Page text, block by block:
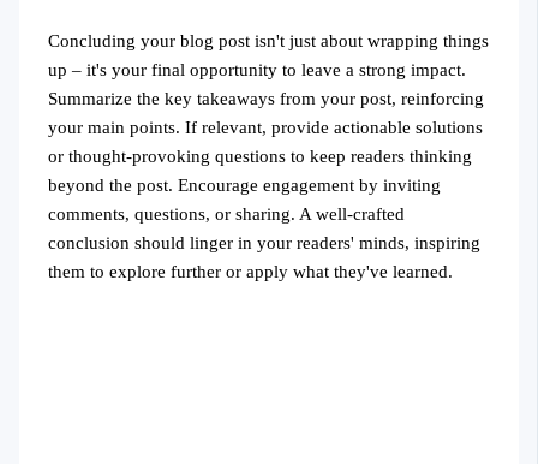
Concluding your blog post isn't just about wrapping things
up – it's your final opportunity to leave a strong impact.
Summarize the key takeaways from your post, reinforcing
your main points. If relevant, provide actionable solutions
or thought-provoking questions to keep readers thinking
beyond the post. Encourage engagement by inviting
comments, questions, or sharing. A well-crafted
conclusion should linger in your readers' minds, inspiring
them to explore further or apply what they've learned.